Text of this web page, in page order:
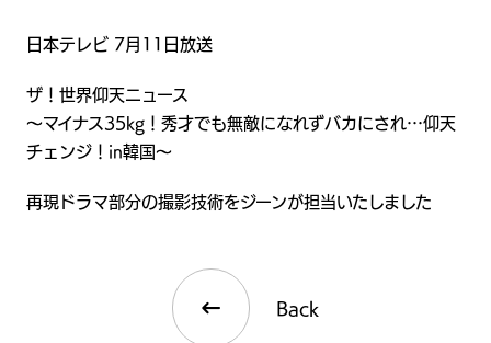
日本テレビ 7月11日放送
ザ！世界仰天ニュース
～マイナス35kg！秀才でも無敵になれずバカにされ…仰天
チェンジ！in韓国～
再現ドラマ部分の撮影技術をジーンが担当いたしました
Back